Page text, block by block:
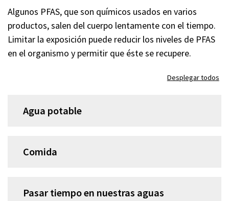
Algunos PFAS, que son químicos usados en varios
productos, salen del cuerpo lentamente con el tiempo.
Limitar la exposición puede reducir los niveles de PFAS
en el organismo y permitir que éste se recupere.
Desplegar todos
Agua potable
Comida
Pasar tiempo en nuestras aguas